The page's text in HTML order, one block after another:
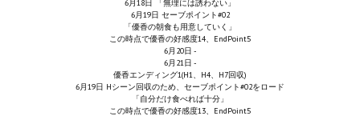
SB Corset Armor CBBE SSE BodySlide (with Physics)
6月18日 「無理には誘わない」
6月19日 セーブポイント#02
「優香の朝食も用意していく」
この時点で優香の好感度14、EndPoint5
6月20日 -
6月21日 -
優香エンディング1(H1、H4、H7回収)
6月19日 Hシーン回収のため、セーブポイント#02をロード
「自分だけ食べれば十分」
この時点で優香の好感度13、EndPoint5